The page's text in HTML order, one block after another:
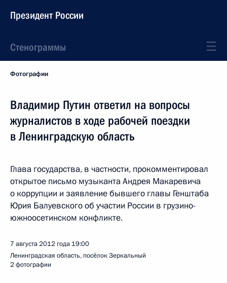
Президент России
Стенограммы
Фотографии
Владимир Путин ответил на вопросы
журналистов в ходе рабочей поездки
в Ленинградскую область
Глава государства, в частности, прокомментировал
открытое письмо музыканта Андрея Макаревича
о коррупции и заявление бывшего главы Генштаба
Юрия Балуевского об участии России в грузино-
южноосетинском конфликте.
7 августа 2012 года 19:00
Ленинградская область, посёлок Зеркальный
2 фотографии